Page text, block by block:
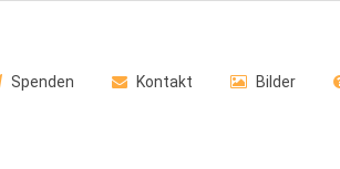
Spenden Kontakt Bilder